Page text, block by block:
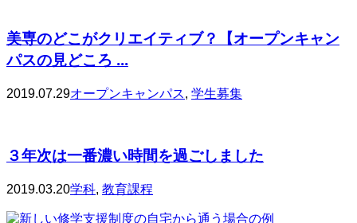
美専のどこがクリエイティブ？【オープンキャン
パスの見どころ ...
2019.07.29オープンキャンパス, 学生募集
３年次は一番濃い時間を過ごしました
2019.03.20学科, 教育課程